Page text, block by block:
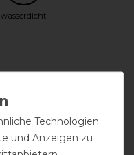
wasserdicht
Technologien
und Anzeigen zu